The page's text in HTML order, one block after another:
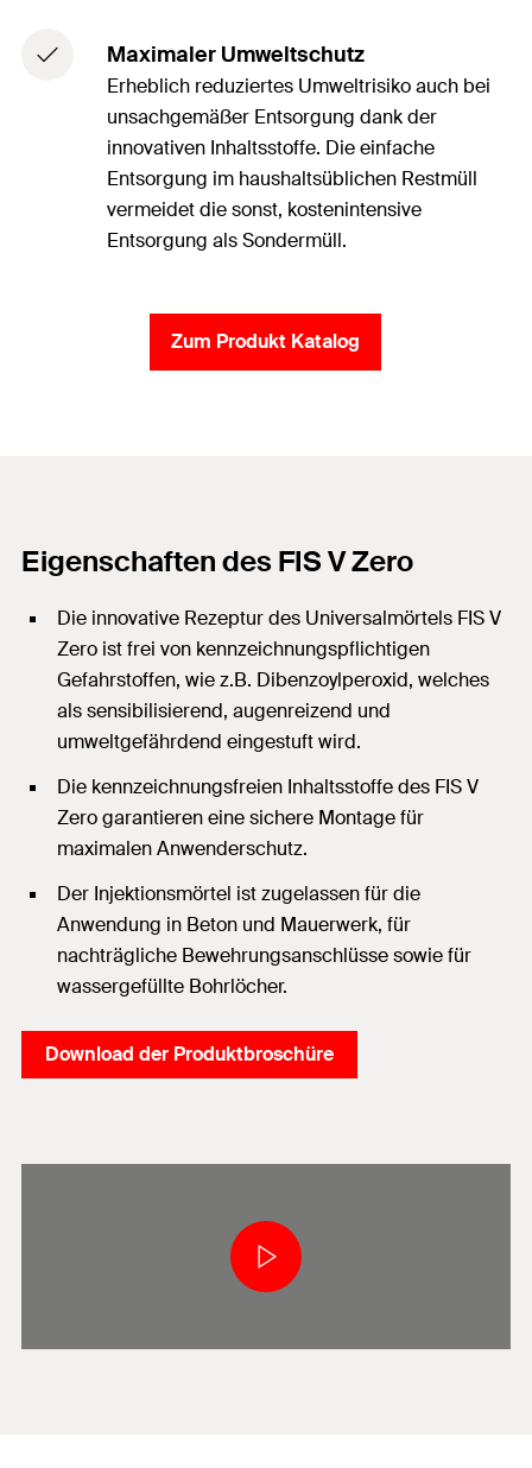
Maximaler Umweltschutz
Erheblich reduziertes Umweltrisiko auch bei
unsachgemäßer Entsorgung dank der
innovativen Inhaltsstoffe. Die einfache
Entsorgung im haushaltsüblichen Restmüll
vermeidet die sonst, kostenintensive
Entsorgung als Sondermüll.
Zum Produkt Katalog
Eigenschaften des FIS V Zero
Die innovative Rezeptur des Universalmörtels FIS V
Zero ist frei von kennzeichnungspflichtigen
Gefahrstoffen, wie z.B. Dibenzoylperoxid, welches
als sensibilisierend, augenreizend und
umweltgefährdend eingestuft wird.
Die kennzeichnungsfreien Inhaltsstoffe des FIS V
Zero garantieren eine sichere Montage für
maximalen Anwenderschutz.
Der Injektionsmörtel ist zugelassen für die
Anwendung in Beton und Mauerwerk, für
nachträgliche Bewehrungsanschlüsse sowie für
wassergefüllte Bohrlöcher.
Download der Produktbroschüre